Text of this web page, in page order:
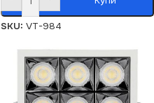
SKU: VT-984